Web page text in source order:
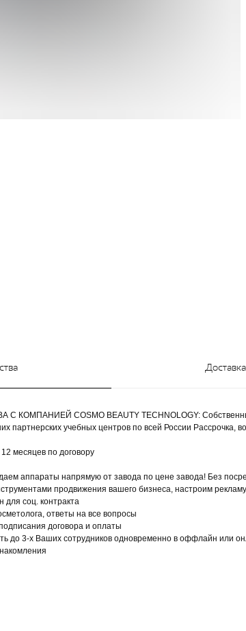
Доставка
COSMO BEAUTY TECHNOLOGY:
партнерских учебных центров по всей России Рассрочка,
месяцев по договору
аппараты напрямую от завода по цене завода! Без
продвижения вашего бизнеса, настроим
для соц. контракта
ответы на все вопросы
договора и оплаты
до 3-х Ваших сотрудников одновременно в оффлайн или